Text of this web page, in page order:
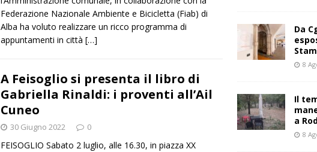
Federazione Nazionale Ambiente e Bicicletta (Fiab) di
Alba ha voluto realizzare un ricco programma di
appuntamenti in città […]
A Feisoglio si presenta il libro di
Gabriella Rinaldi: i proventi all’Ail
Cuneo
30 Giugno 2022 0
FEISOGLIO Sabato 2 luglio, alle 16.30, in piazza XX
Da
8
Il
a
8